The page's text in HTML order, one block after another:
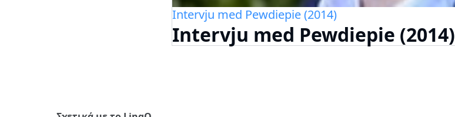
Intervju med Pewdiepie (2014)
Intervju med Pewdiepie (2014)